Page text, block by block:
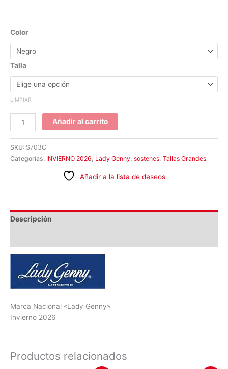
Color
Talla
LIMPIAR
Añadir al carrito
SKU: S703C
Categorías: INVIERNO 2026 Lady Genny sostenes Tallas Grandes
Añadir a la lista de deseos
Descripción
Marca Nacional «Lady Genny»
Invierno 2026
Productos relacionados